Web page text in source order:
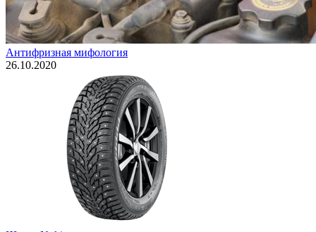
Антифризная мифология
26.10.2020